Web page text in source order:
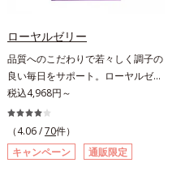
ローヤルゼリー
品質へのこだわりで若々しく調子の
良い毎日をサポート。ローヤルゼリ
ーは女王蜂専用の特別食。人の健康
に不可欠な「10種のビタミン」「8
種のミネラル」「24種のアミノ酸」
など、40種類以上の栄養素を含有し
ています。オルビスは、働き蜂の約
税込4,968円～
（4.06 /70件）
キャンペーン
通販限定